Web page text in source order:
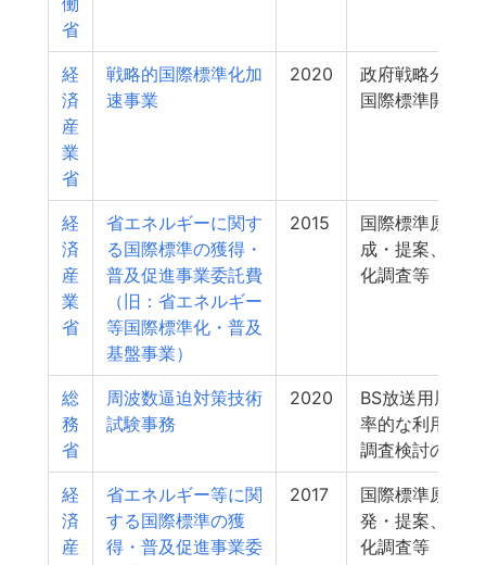
省
経
済
産
業
省
戦略的国際標準化加
速事業
2020
政府戦略分野に
国際標準開発活
経
済
産
業
省
省エネルギーに関す
る国際標準の獲得・
普及促進事業委託費
（旧：省エネルギー
等国際標準化・普及
基盤事業）
2015
国際標準原案の
成・提案、国
化調査等
総
務
省
周波数逼迫対策技術
試験事務
2020
BS放送用周波
率的な利用に関
調査検討の請負
経
済
産
省エネルギー等に関
する国際標準の獲
得・普及促進事業委
2017
国際標準原案の
発・提案、国際
化調査等（国際